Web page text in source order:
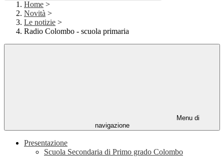
Home >
Novità >
Le notizie >
Radio Colombo - scuola primaria
Menu di
navigazione
Presentazione
Scuola Secondaria di Primo grado Colombo